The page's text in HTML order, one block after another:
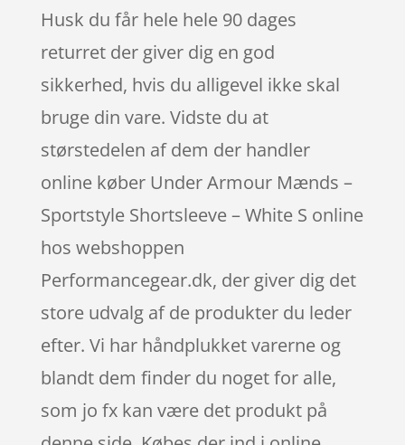
Husk du får hele hele 90 dages
returret der giver dig en god
sikkerhed, hvis du alligevel ikke skal
bruge din vare. Vidste du at
størstedelen af dem der handler
online køber Under Armour Mænds –
Sportstyle Shortsleeve – White S online
hos webshoppen
Performancegear.dk, der giver dig det
store udvalg af de produkter du leder
efter. Vi har håndplukket varerne og
blandt dem finder du noget for alle,
som jo fx kan være det produkt på